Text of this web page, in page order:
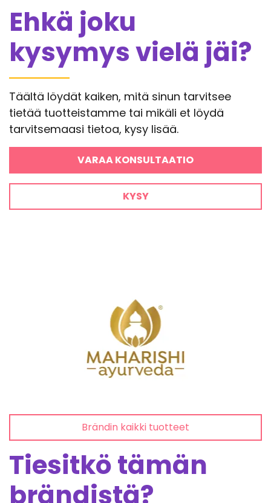
Ehkä joku
kysymys vielä jäi?
Täältä löydät kaiken, mitä sinun tarvitsee
tietää tuotteistamme tai mikäli et löydä
tarvitsemaasi tietoa, kysy lisää.
VARAA KONSULTAATIO
KYSY
Brändin kaikki tuotteet
Tiesitkö tämän
brändistä?